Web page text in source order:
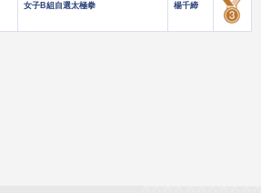
女子B組自選太極拳 楊千締